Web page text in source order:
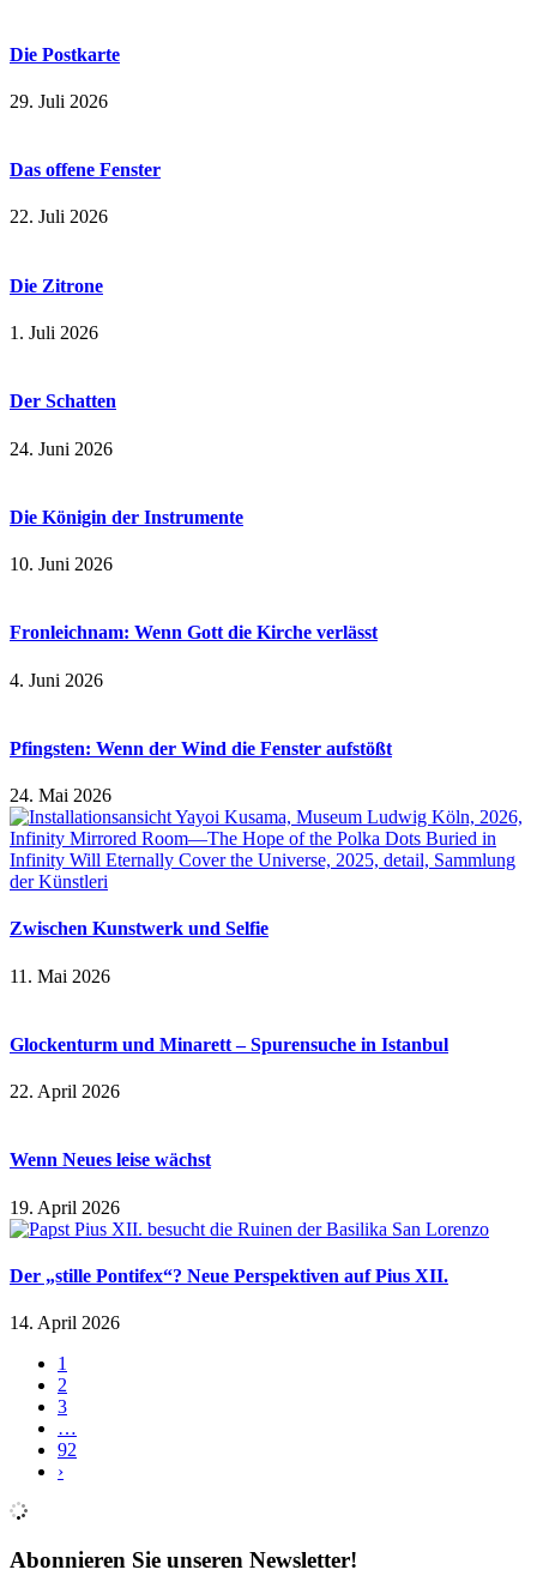
Die Postkarte
29. Juli 2026
Das offene Fenster
22. Juli 2026
Die Zitrone
1. Juli 2026
Der Schatten
24. Juni 2026
Die Königin der Instrumente
10. Juni 2026
Fronleichnam: Wenn Gott die Kirche verlässt
4. Juni 2026
Pfingsten: Wenn der Wind die Fenster aufstößt
24. Mai 2026
Zwischen Kunstwerk und Selfie
11. Mai 2026
Glockenturm und Minarett – Spurensuche in Istanbul
22. April 2026
Wenn Neues leise wächst
19. April 2026
Der „stille Pontifex“? Neue Perspektiven auf Pius XII.
14. April 2026
1
2
3
…
92
›
Abonnieren Sie unseren Newsletter!